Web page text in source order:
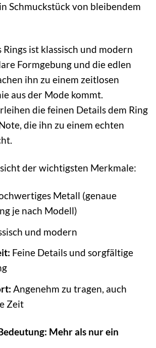
Schmuckstück von bleibendem
Rings ist klassisch und modern
Formgebung und die edlen
ihn zu einem zeitlosen
aus der Mode kommt.
die feinen Details dem Ring
die ihn zu einem echten
der wichtigsten Merkmale:
Metall (genaue
je nach Modell)
und modern
Feine Details und sorgfältige
Angenehm zu tragen, auch
Zeit
Mehr als nur ein